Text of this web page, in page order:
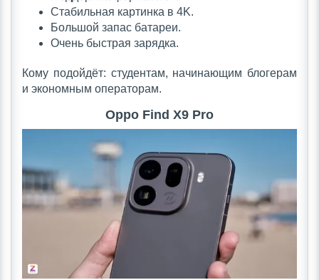
Стабильная картинка в 4K.
Большой запас батареи.
Очень быстрая зарядка.
Кому подойдёт: студентам, начинающим блогерам
и экономным операторам.
Oppo Find X9 Pro